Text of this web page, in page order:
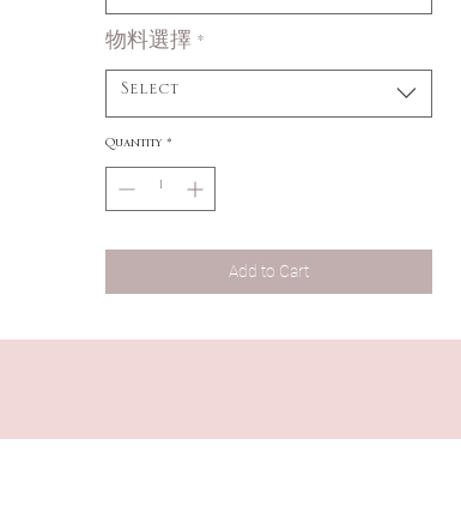
物料選擇 *
Select
Quantity *
Add to Cart